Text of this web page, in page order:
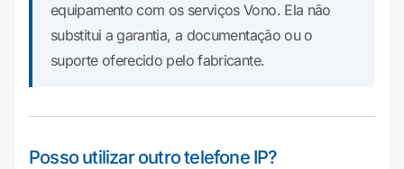
equipamento com os serviços Vono. Ela não
substitui a garantia, a documentação ou o
suporte oferecido pelo fabricante.
Posso utilizar outro telefone IP?